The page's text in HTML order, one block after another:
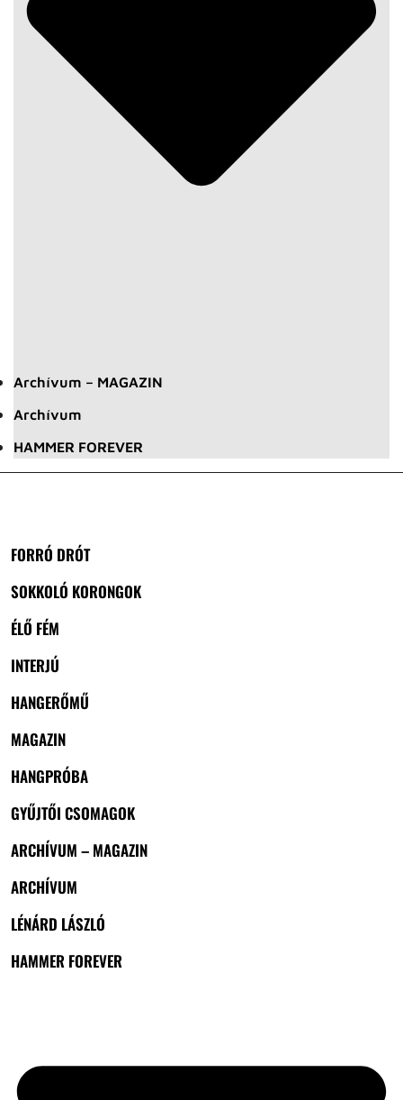
Archívum – MAGAZIN
Archívum
HAMMER FOREVER
FORRÓ DRÓT
SOKKOLÓ KORONGOK
ÉLŐ FÉM
INTERJÚ
HANGERŐMŰ
MAGAZIN
HANGPRÓBA
GYŰJTŐI CSOMAGOK
ARCHÍVUM – MAGAZIN
ARCHÍVUM
LÉNÁRD LÁSZLÓ
HAMMER FOREVER